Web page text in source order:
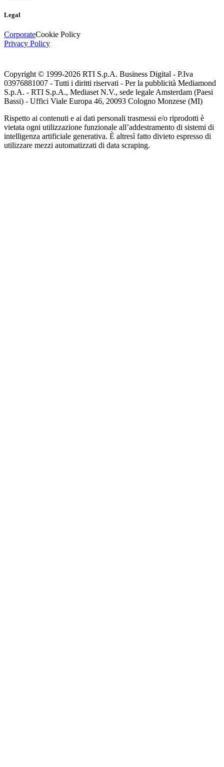
Legal
CorporateCookie Policy
Privacy Policy
Copyright © 1999-2026 RTI S.p.A. Business Digital - P.Iva
03976881007 - Tutti i diritti riservati - Per la pubblicità Mediamond
S.p.A. - RTI S.p.A., Mediaset N.V., sede legale Amsterdam (Paesi
Bassi) - Uffici Viale Europa 46, 20093 Cologno Monzese (MI)
Rispetto ai contenuti e ai dati personali trasmessi e/o riprodotti è
vietata ogni utilizzazione funzionale all’addestramento di sistemi di
intelligenza artificiale generativa. È altresì fatto divieto espresso di
utilizzare mezzi automatizzati di data scraping.